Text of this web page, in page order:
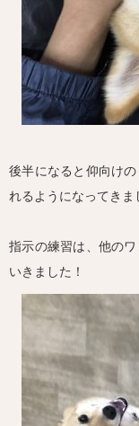
後半になると仰向け
れるようになってきま
指示の練習は、他の
いきました！